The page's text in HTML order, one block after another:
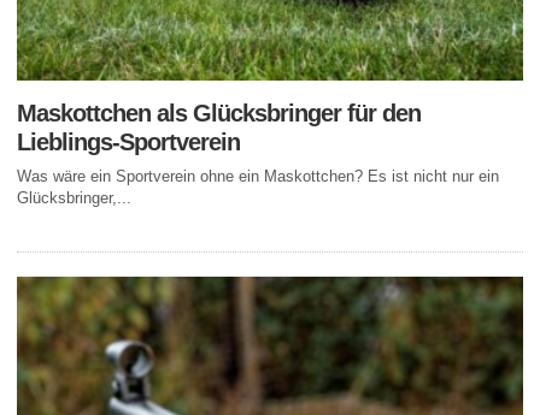
Maskottchen als Glücksbringer für den
Lieblings-Sportverein
Was wäre ein Sportverein ohne ein Maskottchen? Es ist nicht nur ein
Glücksbringer,...